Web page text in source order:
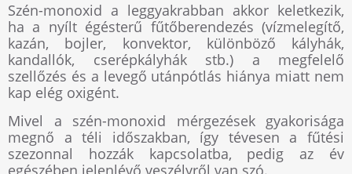
Szén-monoxid a leggyakrabban akkor keletkezik,
ha a nyílt égésterű fűtőberendezés (vízmelegítő,
kazán, bojler, konvektor, különböző kályhák,
kandallók, cserépkályhák stb.) a megfelelő
szellőzés és a levegő utánpótlás hiánya miatt nem
kap elég oxigént.
Mivel a szén-monoxid mérgezések gyakorisága
megnő a téli időszakban, így tévesen a fűtési
szezonnal hozzák kapcsolatba, pedig az év
egészében jelenlévő veszélyről van szó.